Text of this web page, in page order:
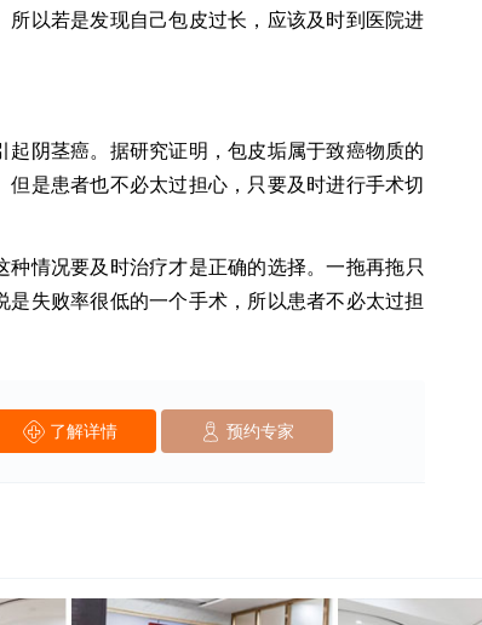
以若是发现自己包皮过长，应该及时到医院进
阴茎癌。据研究证明，包皮垢属于致癌物质的
是患者也不必太过担心，只要及时进行手术切
情况要及时治疗才是正确的选择。一拖再拖只
失败率很低的一个手术，所以患者不必太过担
了解详情 预约专家